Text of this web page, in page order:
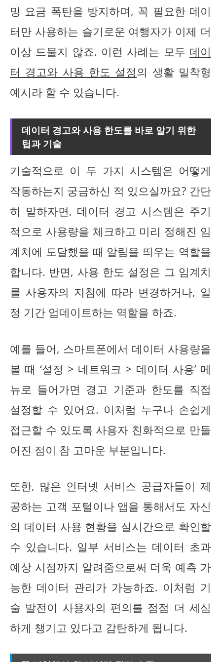
밍 요금 폭탄을 방지하며, 꼭 필요한 데이
터만 사용하는 슬기로운 여행자가 이제 더
이상 드물지 않죠. 이런 사례는 모두 데이
터 경고와 사용 한도 설정의 생활 밀착형
예시라 할 수 있습니다.
데이터 경고와 사용 한도를 바로 알기 위한
팁과 기술
기술적으로 이 두 가지 시스템은 어떻게
작동하는지 궁금하신 적 있으실까요? 간단
히 말하자면, 데이터 경고 시스템은 주기
적으로 사용량을 체크하고 미리 정해진 임
계치에 도달했을 때 알림을 띄우는 역할을
합니다. 반면, 사용 한도 설정은 그 임계치
를 사용자의 지침에 따라 변경하거나, 일
정 기간 업데이트하는 역할을 하죠.
예를 들어, 스마트폰에서 데이터 사용량을
볼 때 ‘설정 > 네트워크 > 데이터 사용’ 메
뉴로 들어가면 경고 기준과 한도를 직접
설정할 수 있어요. 이처럼 누구나 손쉽게
접근할 수 있도록 사용자 친화적으로 만들
어진 점이 참 고마운 부분입니다.
또한, 많은 인터넷 서비스 공급자들이 제
공하는 고객 포털이나 앱을 통해서도 자신
의 데이터 사용 현황을 실시간으로 확인할
수 있습니다. 일부 서비스는 데이터 초과
예상 시점까지 알려줌으로써 더욱 예측 가
능한 데이터 관리가 가능하죠. 이처럼 기
술 발전이 사용자의 편의를 점점 더 세심
하게 챙기고 있다고 감탄하게 됩니다.